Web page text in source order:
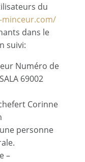
du
dans le
suivi:
Numéro de
69002
Corinne
personne
–